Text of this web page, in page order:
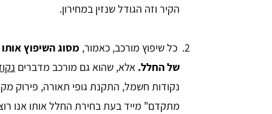
הקיר וזה הגודל שנזין במחירון.
כל שיפוץ מורכב, כאמור, מסוג השיפוץ
של החלל. אלא, שהוא גם מורכב מדברים
נקודות חשמל, התקנת גופי תאורה, פירוק
מתקדם" מייד בעת בחירת החלל אותו אנו